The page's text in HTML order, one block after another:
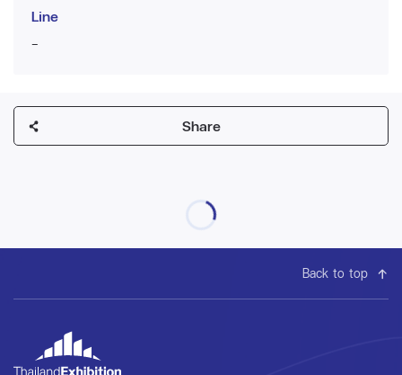
Line
-
Share
Back to top